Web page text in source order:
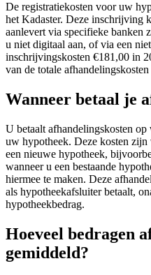
De registratiekosten voor uw
het Kadaster. Deze inschrijving
aanlevert via specifieke
u niet digitaal aan, of via een
inschrijvingskosten €181,00 in
van de totale
Wanneer betaal je
U betaalt afhandelingskosten
uw hypotheek. Deze kosten
een nieuwe hypotheek,
wanneer u een bestaande
hiermee te maken. Deze
als hypotheekafsluiter betaalt,
hypotheekbedrag.
Hoeveel bedragen
gemiddeld?